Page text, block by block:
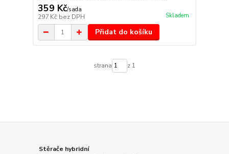
359 Kč/sada
297 Kč bez DPH Skladem
Přidat do košíku
strana z 1
Stěrače hybridní